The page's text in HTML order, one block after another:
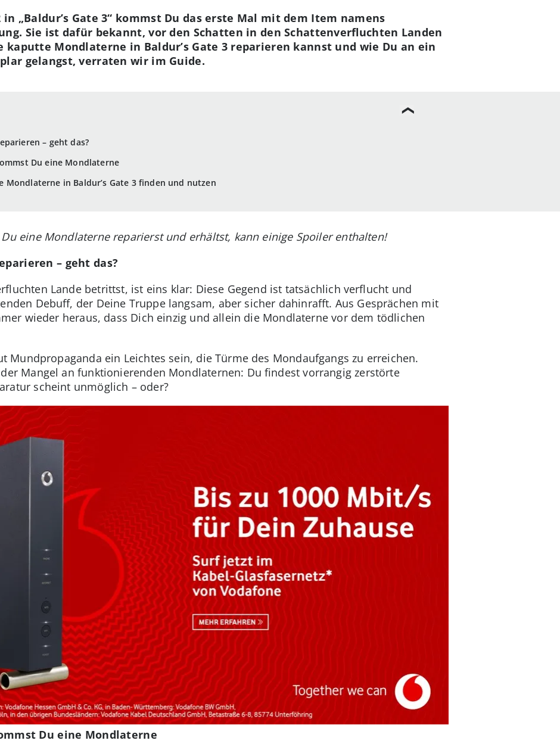
– geht das?
Du eine Mondlaterne
Mondlaterne in Baldur’s Gate 3 finden und nutzen
„Baldur’s Gate 3“ kommst Du das erste Mal mit dem Item namens
Sie ist dafür bekannt, vor den Schatten in den Schattenverfluchten Landen
kaputte Mondlaterne in Baldur’s Gate 3 reparieren kannst und wie Du an ein
gelangst, verraten wir im Guide.
eine Mondlaterne reparierst und erhältst, kann einige Spoiler enthalten!
– geht das?
Lande betrittst, ist eins klar: Diese Gegend ist tatsächlich verflucht und
Debuff, der Deine Truppe langsam, aber sicher dahinrafft. Aus Gesprächen mit
wieder heraus, dass Dich einzig und allein die Mondlaterne vor dem tödlichen
Mundpropaganda ein Leichtes sein, die Türme des Mondaufgangs zu erreichen.
Mangel an funktionierenden Mondlaternen: Du findest vorrangig zerstörte
scheint unmöglich – oder?
Du eine Mondlaterne